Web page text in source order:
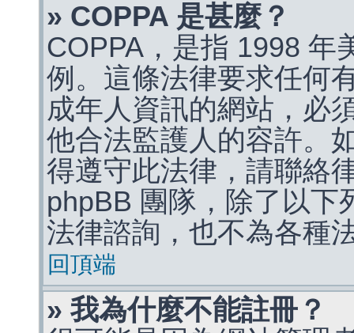
» COPPA 是甚麼？
COPPA，是指 1998 年
例。這條法律要求任何
成年人資訊的網站，必
他合法監護人的容許。
得遵守此法律，請聯絡
phpBB 團隊，除了以下
法律諮詢，也不為各種
回頂端
» 我為什麼不能註冊？